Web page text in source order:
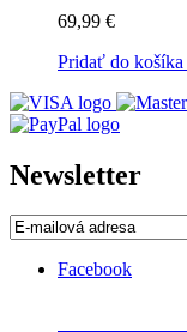
69,99 €
Pridať do košíka
Newsletter
Facebook